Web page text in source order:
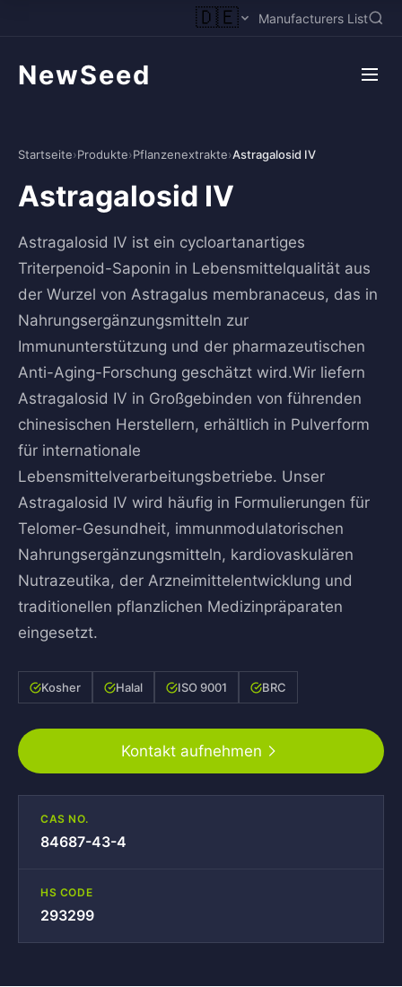
🇩🇪 Manufacturers List
NewSeed
Startseite›Produkte›Pflanzenextrakte›Astragalosid IV
Astragalosid IV
Astragalosid IV ist ein cycloartanartiges
Triterpenoid-Saponin in Lebensmittelqualität aus
der Wurzel von Astragalus membranaceus, das in
Nahrungsergänzungsmitteln zur
Immununterstützung und der pharmazeutischen
Anti-Aging-Forschung geschätzt wird.Wir liefern
Astragalosid IV in Großgebinden von führenden
chinesischen Herstellern, erhältlich in Pulverform
für internationale
Lebensmittelverarbeitungsbetriebe. Unser
Astragalosid IV wird häufig in Formulierungen für
Telomer-Gesundheit, immunmodulatorischen
Nahrungsergänzungsmitteln, kardiovaskulären
Nutrazeutika, der Arzneimittelentwicklung und
traditionellen pflanzlichen Medizinpräparaten
eingesetzt.
Kosher Halal ISO 9001 BRC
Kontakt aufnehmen
CAS NO.
84687-43-4
HS CODE
293299